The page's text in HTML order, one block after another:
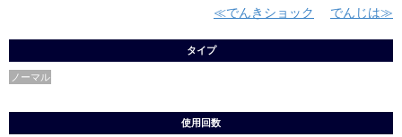
でんきショック でんじは
タイプ
ノーマル
使用回数